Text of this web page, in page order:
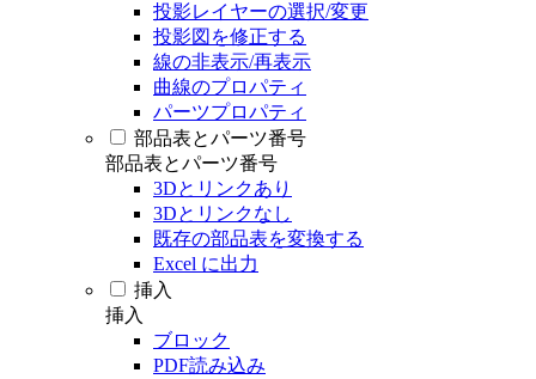
投影レイヤーの選択/変更
投影図を修正する
線の非表示/再表示
曲線のプロパティ
パーツプロパティ
部品表とパーツ番号
部品表とパーツ番号
3Dとリンクあり
3Dとリンクなし
既存の部品表を変換する
Excel に出力
挿入
挿入
ブロック
PDF読み込み